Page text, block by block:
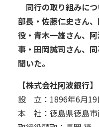
同行の取り組みに
部長・佐藤仁史さん
役・青木一雄さん、
事・田岡誠司さん、
聞いた。
【株式会社阿波銀行】
設 立：1896年6月19
本 社：徳島県徳島市